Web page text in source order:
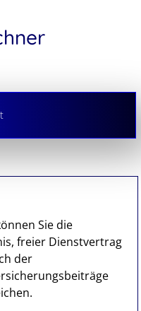
Sie die
freier Dienstvertrag
der